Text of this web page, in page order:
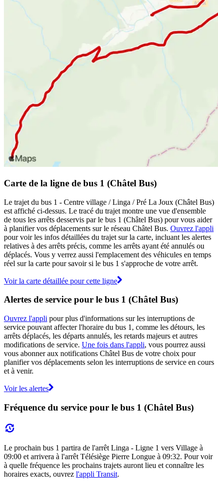
Carte de la ligne de bus 1 (Châtel Bus)
Le trajet du bus 1 - Centre village / Linga / Pré La Joux (Châtel Bus)
est affiché ci-dessus. Le tracé du trajet montre une vue d'ensemble
de tous les arrêts desservis par le bus 1 (Châtel Bus) pour vous aider
à planifier vos déplacements sur le réseau Châtel Bus. Ouvrez l'appli
pour voir les infos détaillées du trajet sur la carte, incluant les alertes
relatives à des arrêts précis, comme les arrêts ayant été annulés ou
déplacés. Vous y verrez aussi l'emplacement des véhicules en temps
réel sur la carte pour savoir si le bus 1 s'approche de votre arrêt.
Voir la carte détaillée pour cette ligne
Alertes de service pour le bus 1 (Châtel Bus)
Ouvrez l'appli pour plus d'informations sur les interruptions de
service pouvant affecter l'horaire du bus 1, comme les détours, les
arrêts déplacés, les départs annulés, les retards majeurs et autres
modifications de service. Une fois dans l'appli, vous pourrez aussi
vous abonner aux notifications Châtel Bus de votre choix pour
planifier vos déplacements selon les interruptions de service en cours
et à venir.
Voir les alertes
Fréquence du service pour le bus 1 (Châtel Bus)
Le prochain bus 1 partira de l'arrêt Linga - Ligne 1 vers Village à
09:00 et arrivera à l'arrêt Télésiège Pierre Longue à 09:32. Pour voir
à quelle fréquence les prochains trajets auront lieu et connaître les
horaires exacts, ouvrez l'appli Transit.